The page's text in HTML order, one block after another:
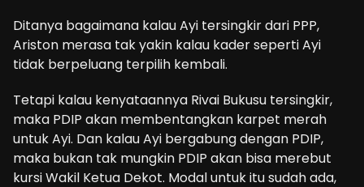
Ditanya bagaimana kalau Ayi tersingkir dari PPP,
Ariston merasa tak yakin kalau kader seperti Ayi
tidak berpeluang terpilih kembali.
Tetapi kalau kenyataannya Rivai Bukusu tersingkir,
maka PDIP akan membentangkan karpet merah
untuk Ayi. Dan kalau Ayi bergabung dengan PDIP,
maka bukan tak mungkin PDIP akan bisa merebut
kursi Wakil Ketua Dekot. Modal untuk itu sudah ada,